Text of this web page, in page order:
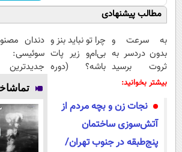
مطالب پیشنهادی
به سرعت و
بدون دردسر به
ثروت برسید
(دوره کاملا
پولسازی)
چرا تو نباید بنز و
بی‌ام‌و زیر پات
باشه؟ (دوره
دندان
سوئیسی:
جدیدترین
فناوری
سبک و
پرداخت
بیشتر بخوانید:
نجات زن و بچه مردم از
آتش‌سوزی ساختمان
پنج‌طبقه در جنوب تهران/